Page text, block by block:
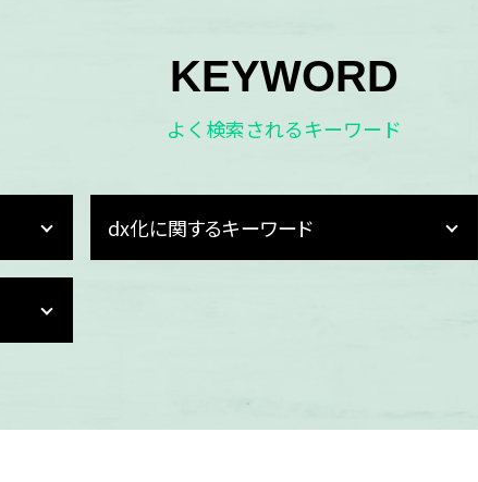
KEYWORD
よく検索されるキーワード
dx化に関するキーワード